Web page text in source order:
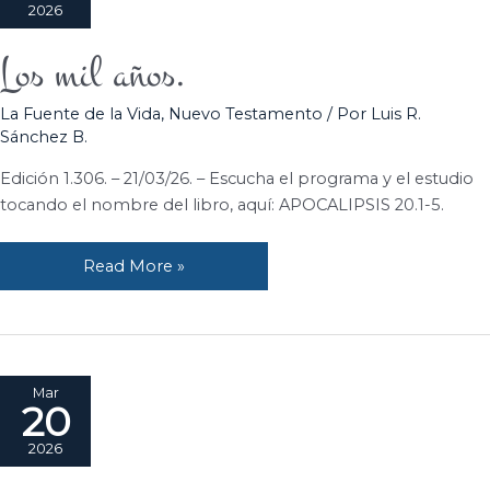
2026
Los mil años.
La Fuente de la Vida, Nuevo Testamento / Por Luis R.
Sánchez B.
Edición 1.306. – 21/03/26. – Escucha el programa y el estudio
tocando el nombre del libro, aquí: APOCALIPSIS 20.1-5.
Los
mil
años.
Read More »
Mar
20
2026